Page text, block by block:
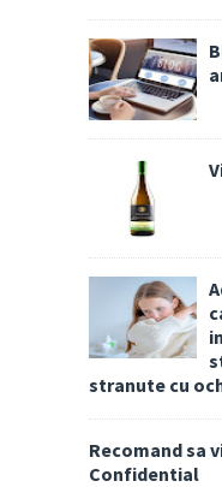
stranute cu
Recomand sa
Confidential